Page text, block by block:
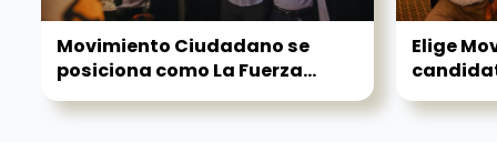
Movimiento Ciudadano se
posiciona como La Fuerza...
Elige